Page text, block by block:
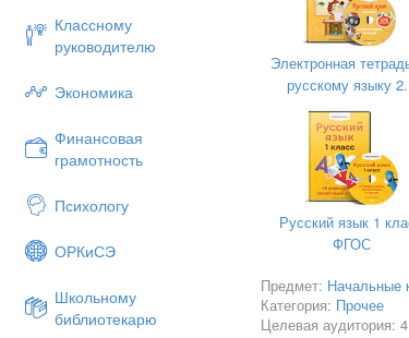
Классному
руководителю
Экономика
Финансовая
грамотность
Психологу
ОРКиСЭ
Школьному
библиотекарю
Аракчеева
методист ГЦРО
высшей
зам.
высшей
Электронная
русскому языку
Русский язык 1
ФГОС
Предмет: Начальные
Категория: Прочее
Целевая аудитория: